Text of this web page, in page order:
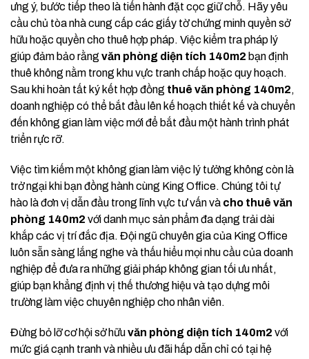
ưng ý, bước tiếp theo là tiến hành đặt cọc giữ chỗ. Hãy yêu
cầu chủ tòa nhà cung cấp các giấy tờ chứng minh quyền sở
hữu hoặc quyền cho thuê hợp pháp. Việc kiểm tra pháp lý
giúp đảm bảo rằng văn phòng diện tích 140m2 bạn định
thuê không nằm trong khu vực tranh chấp hoặc quy hoạch.
Sau khi hoàn tất ký kết hợp đồng thuê văn phòng 140m2,
doanh nghiệp có thể bắt đầu lên kế hoạch thiết kế và chuyển
đến không gian làm việc mới để bắt đầu một hành trình phát
triển rực rỡ.
Việc tìm kiếm một không gian làm việc lý tưởng không còn là
trở ngại khi bạn đồng hành cùng King Office. Chúng tôi tự
hào là đơn vị dẫn đầu trong lĩnh vực tư vấn và cho thuê văn
phòng 140m2 với danh mục sản phẩm đa dạng trải dài
khắp các vị trí đắc địa. Đội ngũ chuyên gia của King Office
luôn sẵn sàng lắng nghe và thấu hiểu mọi nhu cầu của doanh
nghiệp để đưa ra những giải pháp không gian tối ưu nhất,
giúp bạn khẳng định vị thế thương hiệu và tạo dựng môi
trường làm việc chuyên nghiệp cho nhân viên.
Đừng bỏ lỡ cơ hội sở hữuvăn phòng diện tích 140m2 với
mức giá cạnh tranh và nhiều ưu đãi hấp dẫn chỉ có tại hệ